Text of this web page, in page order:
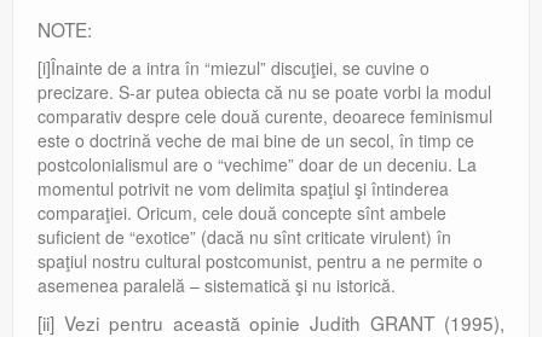
NOTE:
[i]Înainte de a intra în “miezul” discuţiei, se cuvine o
precizare. S-ar putea obiecta că nu se poate vorbi la modul
comparativ despre cele două curente, deoarece feminismul
este o doctrină veche de mai bine de un secol, în timp ce
postcolonialismul are o “vechime” doar de un deceniu. La
momentul potrivit ne vom delimita spaţiul şi întinderea
comparaţiei. Oricum, cele două concepte sînt ambele
suficient de “exotice” (dacă nu sînt criticate virulent) în
spaţiul nostru cultural postcomunist, pentru a ne permite o
asemenea paralelă – sistematică şi nu istorică.
[ii] Vezi pentru această opinie Judith GRANT (1995),